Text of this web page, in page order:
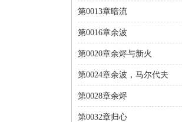
第0013章暗流
第0016章余波
第0020章余烬与新火
第0024章余波，马尔代夫
第0028章余烬
第0032章归心